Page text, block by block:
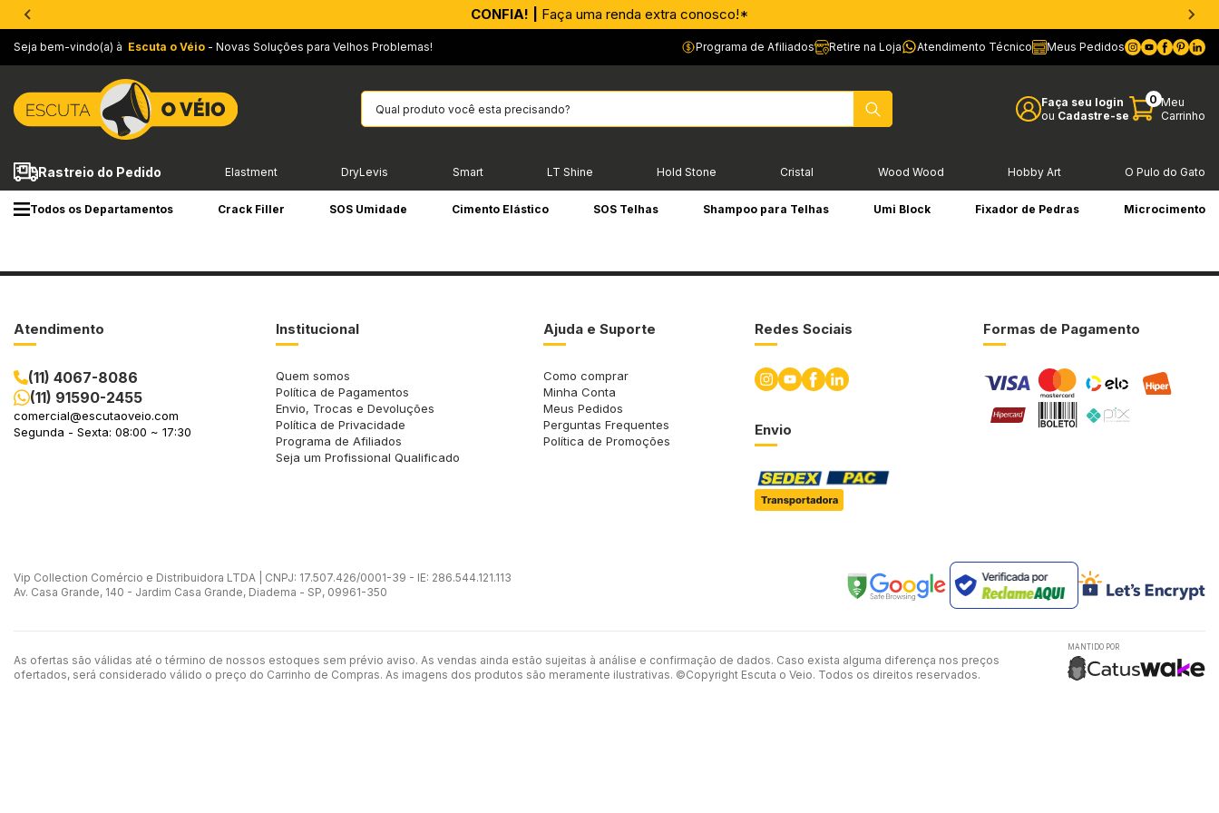
CONFIA! | Faça uma renda extra conosco!*
Seja bem-vindo(a) à Escuta o Véio - Novas Soluções para Velhos Problemas! Programa de Afiliados Retire na Loja Atendimento Técnico Meus Pedidos
Faça seu login
ou Cadastre-se
0 Meu
Carrinho
Rastreio do Pedido Elastment DryLevis Smart LT Shine Hold Stone Cristal Wood Wood Hobby Art O Pulo do Gato
Todos os Departamentos Crack Filler SOS Umidade Cimento Elástico SOS Telhas Shampoo para Telhas Umi Block Fixador de Pedras Microcimento
Atendimento
(11) 4067-8086
(11) 91590-2455
comercial@escutaoveio.com
Segunda - Sexta: 08:00 ~ 17:30
Institucional
Quem somos
Política de Pagamentos
Envio, Trocas e Devoluções
Política de Privacidade
Programa de Afiliados
Seja um Profissional Qualificado
Ajuda e Suporte
Como comprar
Minha Conta
Meus Pedidos
Perguntas Frequentes
Política de Promoções
Redes Sociais
Envio
Formas de Pagamento
Vip Collection Comércio e Distribuidora LTDA | CNPJ: 17.507.426/0001-39 - IE: 286.544.121.113
Av. Casa Grande, 140 - Jardim Casa Grande, Diadema - SP, 09961-350
As ofertas são válidas até o término de nossos estoques sem prévio aviso. As vendas ainda estão sujeitas à análise e confirmação de dados. Caso exista alguma diferença nos preços
ofertados, será considerado válido o preço do Carrinho de Compras. As imagens dos produtos são meramente ilustrativas. ©Copyright Escuta o Veio. Todos os direitos reservados.
MANTIDO POR